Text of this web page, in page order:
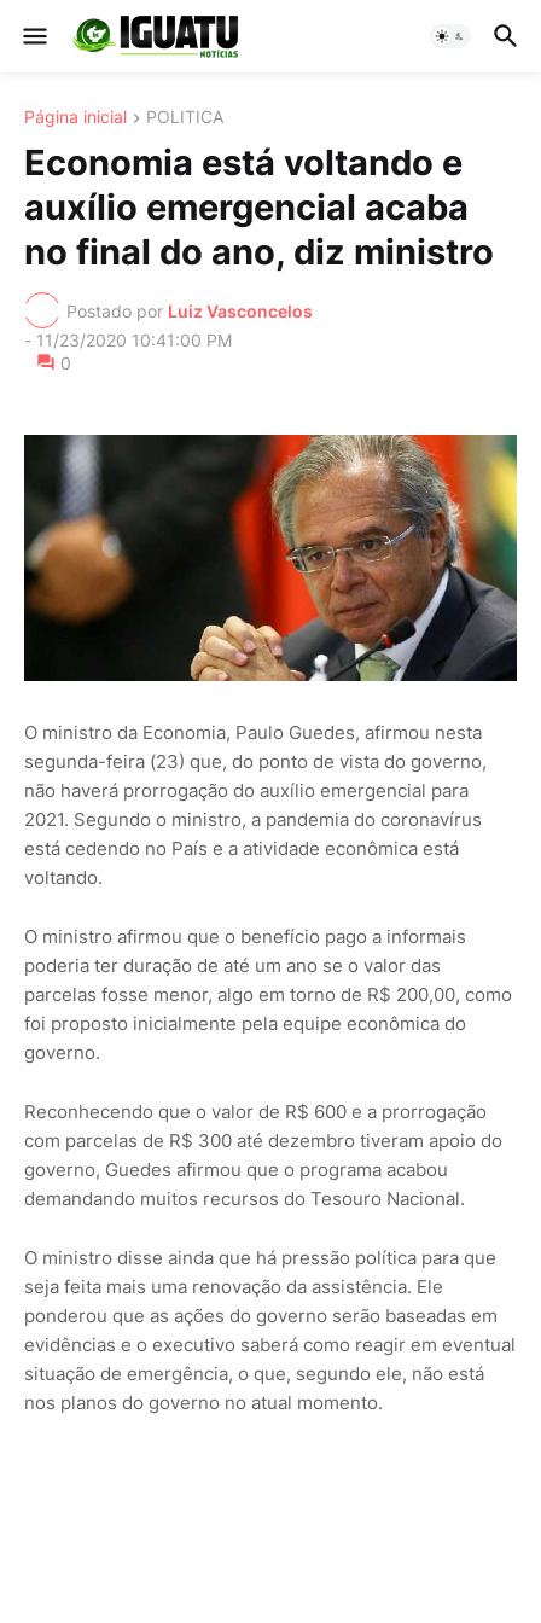
Página inicial POLITICA
Economia está voltando e
auxílio emergencial acaba
no final do ano, diz ministro
Postado por Luiz Vasconcelos
- 11/23/2020 10:41:00 PM
0
O ministro da Economia, Paulo Guedes, afirmou nesta
segunda-feira (23) que, do ponto de vista do governo,
não haverá prorrogação do auxílio emergencial para
2021. Segundo o ministro, a pandemia do coronavírus
está cedendo no País e a atividade econômica está
voltando.
O ministro afirmou que o benefício pago a informais
poderia ter duração de até um ano se o valor das
parcelas fosse menor, algo em torno de R$ 200,00, como
foi proposto inicialmente pela equipe econômica do
governo.
Reconhecendo que o valor de R$ 600 e a prorrogação
com parcelas de R$ 300 até dezembro tiveram apoio do
governo, Guedes afirmou que o programa acabou
demandando muitos recursos do Tesouro Nacional.
O ministro disse ainda que há pressão política para que
seja feita mais uma renovação da assistência. Ele
ponderou que as ações do governo serão baseadas em
evidências e o executivo saberá como reagir em eventual
situação de emergência, o que, segundo ele, não está
nos planos do governo no atual momento.